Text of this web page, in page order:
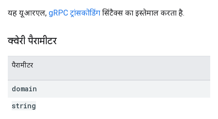
यह यूआरएल, gRPC ट्रांसकोडिंग सिंटैक्स का इस्तेमाल करता है.
क्वेरी पैरामीटर
पैरामीटर
domain
string